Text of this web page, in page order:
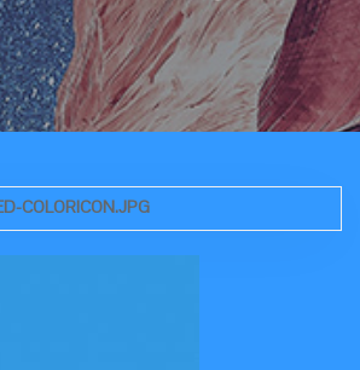
COLORICON.JPG